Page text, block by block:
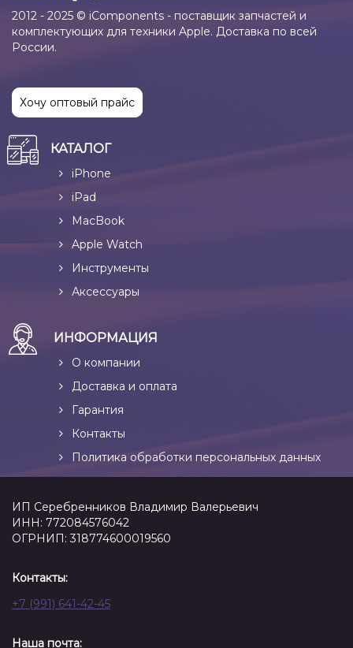
2012 - 2025 © iComponents - поставщик запчастей и
комплектующих для техники Apple. Доставка по всей
России.
Хочу оптовый прайс
КАТАЛОГ
iPhone
iPad
MacBook
Apple Watch
Инструменты
Аксессуары
ИНФОРМАЦИЯ
О компании
Доставка и оплата
Гарантия
Контакты
Политика обработки персональных данных
ИП Серебренников Владимир Валерьевич
ИНН: 772084576042
ОГРНИП: 318774600019560
Контакты:
+7 (991) 641-42-45
Наша почта: